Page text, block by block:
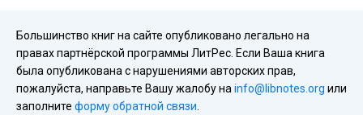
Большинство книг на сайте опубликовано легально на
правах партнёрской программы ЛитРес. Если Ваша книга
была опубликована с нарушениями авторских прав,
пожалуйста, направьте Вашу жалобу на info@libnotes.org или
заполните форму обратной связи